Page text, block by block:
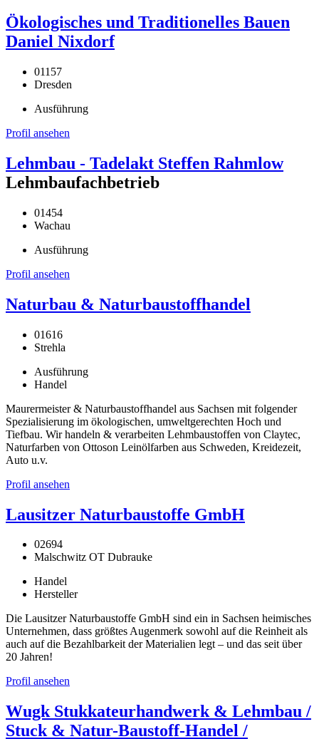
Ökologisches und Traditionelles Bauen
Daniel Nixdorf
01157
Dresden
Ausführung
Profil ansehen
Lehmbau - Tadelakt Steffen Rahmlow
Lehmbaufachbetrieb
01454
Wachau
Ausführung
Profil ansehen
Naturbau & Naturbaustoffhandel
01616
Strehla
Ausführung
Handel
Maurermeister & Naturbaustoffhandel aus Sachsen mit folgender
Spezialisierung im ökologischen, umweltgerechten Hoch und
Tiefbau. Wir handeln & verarbeiten Lehmbaustoffen von Claytec,
Naturfarben von Ottoson Leinölfarben aus Schweden, Kreidezeit,
Auto u.v.
Profil ansehen
Lausitzer Naturbaustoffe GmbH
02694
Malschwitz OT Dubrauke
Handel
Hersteller
Die Lausitzer Naturbaustoffe GmbH sind ein in Sachsen heimisches
Unternehmen, dass größtes Augenmerk sowohl auf die Reinheit als
auch auf die Bezahlbarkeit der Materialien legt – und das seit über
20 Jahren!
Profil ansehen
Wugk Stukkateurhandwerk & Lehmbau /
Stuck & Natur-Baustoff-Handel /